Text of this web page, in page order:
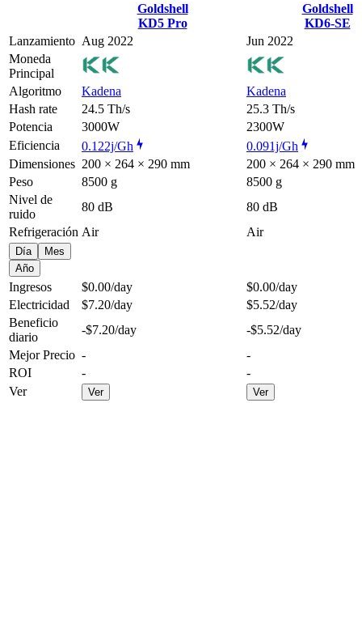
Goldshell
KD5 Pro
Goldshell
KD6-SE
Lanzamiento Aug 2022
Jun 2022
Moneda
Principal
Algoritmo
Kadena
Kadena
Hash rate
24.5 Th/s
25.3 Th/s
Potencia
3000W
2300W
Eficiencia
0.122j/Gh
0.091j/Gh
Dimensiones 200 × 264 × 290 mm
200 × 264 × 290 mm
Peso
8500 g
8500 g
Nivel de
ruido
80 dB
80 dB
Refrigeración Air Air
Día
Mes
Año
Ingresos $0.00/day $0.00/day
Electricidad
$7.20/day $5.52/day
Beneficio
diario
-$7.20/day -$5.52/day
Mejor Precio -
-
ROI
-
-
Ver
Ver Ver